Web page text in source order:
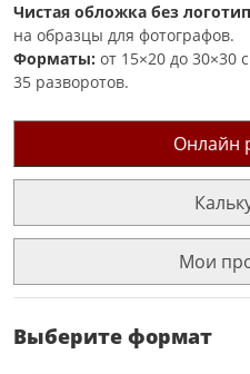
Чистая обложка без
на образцы для фотографов.
Форматы: от 15×20 до
35 разворотов.
Онлайн
Мои
Выберите формат